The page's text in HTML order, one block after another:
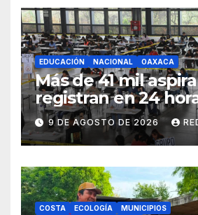
EDUCACIÓN NACIONAL OAXACA
Más de 41 mil
registran en 24
repetir examen de
9 DE AGOSTO DE 2026
COSTA ECOLOGÍA MUNICIPIOS